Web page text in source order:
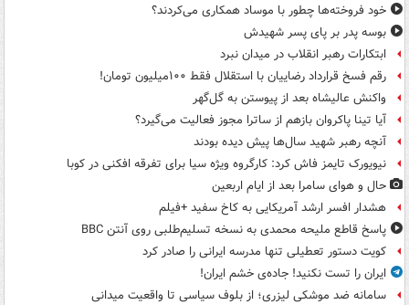
خود فروخته‌ها چطور با موساد همکاری می‌کردند؟
بوسه‌ پدر بر پای پسر شهیدش
ابتکارات رهبر انقلاب در میدان نبرد
رقم فسخ قرارداد رضاییان با استقلال فقط ۱۰۰میلیون تومان!
واکنش عالیشاه بعد از پیوستن به گل‌گهر
آیا تینا پاکروان بازهم از ساترا مجوز فعالیت می‌گیرد؟
آنچه رهبر شهید سال‌ها پیش دیده بودند
نیویورک تایمز فاش کرد: کارگروه ویژه سیا برای تفرقه افکنی در کوبا
حال و هوای سامرا بعد از ایام اربعین
هشدار افسر ارشد آمریکایی به کاخ سفید +فیلم
پاسخ قاطع ملیحه محمدی به نسخه تسلیم‌طلبی روی آنتن BBC
کویت دستور تعطیلی تنها مدرسه ایرانی را صادر کرد
ایران را تست نکنید! جاده‌ی خشم ایران!
سامانه ضد موشکی لیزری؛ از بلوف سیاسی تا واقعیت میدانی